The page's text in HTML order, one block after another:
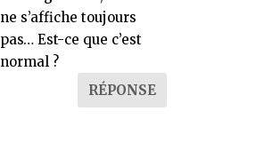
ne s’affiche toujours
pas… Est-ce que c’est
normal ?
RÉPONSE